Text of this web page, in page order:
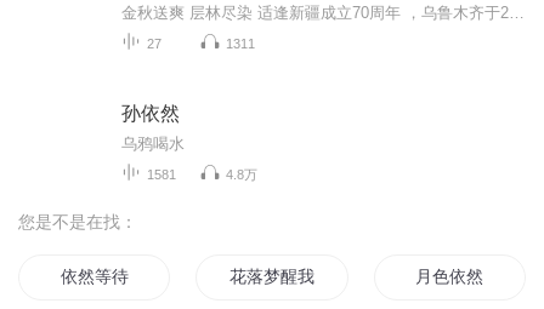
27 1311
孙依然
乌鸦喝水
1581 4.8万
您是不是在找：
依然等待 花落梦醒我依然爱你 月色依然